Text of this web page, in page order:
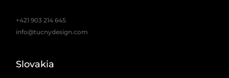
+421 903 214 645
info@tucnydesign.com
Slovakia